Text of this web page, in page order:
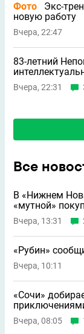
Фото
Экс-
новую работу
Вчера, 22:47
83-летний
Вчера, 22:31
Все
В «Нижнем
«мутной»
Вчера, 13:31
«Рубин»
Вчера, 10:11
«Сочи»
Вчера, 08:05